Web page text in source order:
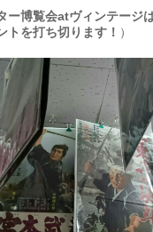
ー博覧会atヴィンテージ
トを打ち切ります！ ）